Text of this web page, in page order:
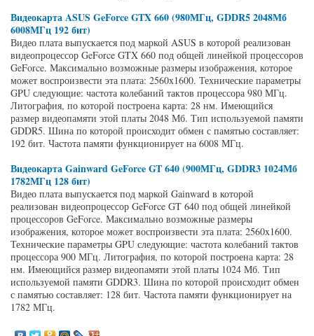
Видеокарта ASUS GeForce GTX 660 (980МГц, GDDR5 2048Мб
6008МГц 192 бит)
Видео плата выпускается под маркой ASUS в которой реализован
видеопроцессор GeForce GTX 660 под общей линейкой процессоров
GeForce. Максимально возможные размеры изображения, которое
может воспроизвести эта плата: 2560x1600. Технические параметры
GPU следующие: частота колебаний тактов процессора 980 МГц.
Литография, по которой построена карта: 28 нм. Имеющийся
размер видеопамяти этой платы 2048 Мб. Тип используемой памяти
GDDR5. Шина по которой происходит обмен с памятью составляет:
192 бит. Частота памяти функционирует на 6008 МГц.
Видеокарта Gainward GeForce GT 640 (900МГц, GDDR3 1024Мб
1782МГц 128 бит)
Видео плата выпускается под маркой Gainward в которой
реализован видеопроцессор GeForce GT 640 под общей линейкой
процессоров GeForce. Максимально возможные размеры
изображения, которое может воспроизвести эта плата: 2560x1600.
Технические параметры GPU следующие: частота колебаний тактов
процессора 900 МГц. Литография, по которой построена карта: 28
нм. Имеющийся размер видеопамяти этой платы 1024 Мб. Тип
используемой памяти GDDR3. Шина по которой происходит обмен
с памятью составляет: 128 бит. Частота памяти функционирует на
1782 МГц.